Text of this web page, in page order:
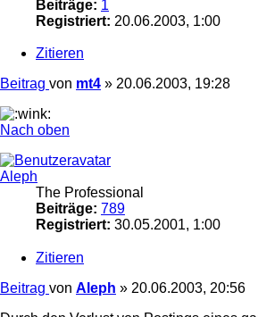
Beiträge: 1
Registriert: 20.06.2003, 1:00
Zitieren
Beitrag von mt4 » 20.06.2003, 19:28
Nach oben
Aleph
The Professional
Beiträge: 789
Registriert: 30.05.2001, 1:00
Zitieren
Beitrag von Aleph » 20.06.2003, 20:56